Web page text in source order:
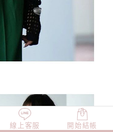
線上客服 開始結帳
TOP100 小編穿搭